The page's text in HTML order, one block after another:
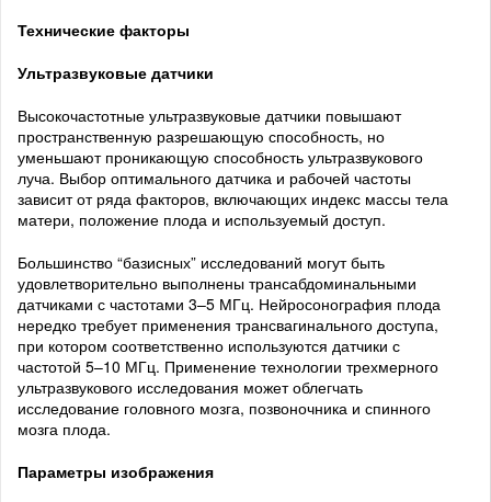
Технические факторы
Ультразвуковые датчики
Высокочастотные ультразвуковые датчики повышают
пространственную разрешающую способность, но
уменьшают проникающую способность ультразвукового
луча. Выбор оптимального датчика и рабочей частоты
зависит от ряда факторов, включающих индекс массы тела
матери, положение плода и используемый доступ.
Большинство “базисных” исследований могут быть
удовлетворительно выполнены трансабдоминальными
датчиками с частотами 3–5 МГц. Нейросонография плода
нередко требует применения трансвагинального доступа,
при котором соответственно используются датчики с
частотой 5–10 МГц. Применение технологии трехмерного
ультразвукового исследования может облегчать
исследование головного мозга, позвоночника и спинного
мозга плода.
Параметры изображения